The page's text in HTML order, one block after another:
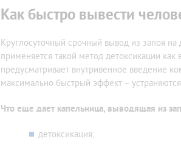
Как быстро вывести
Круглосуточный срочный вывод из запоя
применяется такой метод детоксикации
предусматривает внутривенное введение
максимально быстрый эффект –
Что еще дает капельница, выводящая из
детоксикация;